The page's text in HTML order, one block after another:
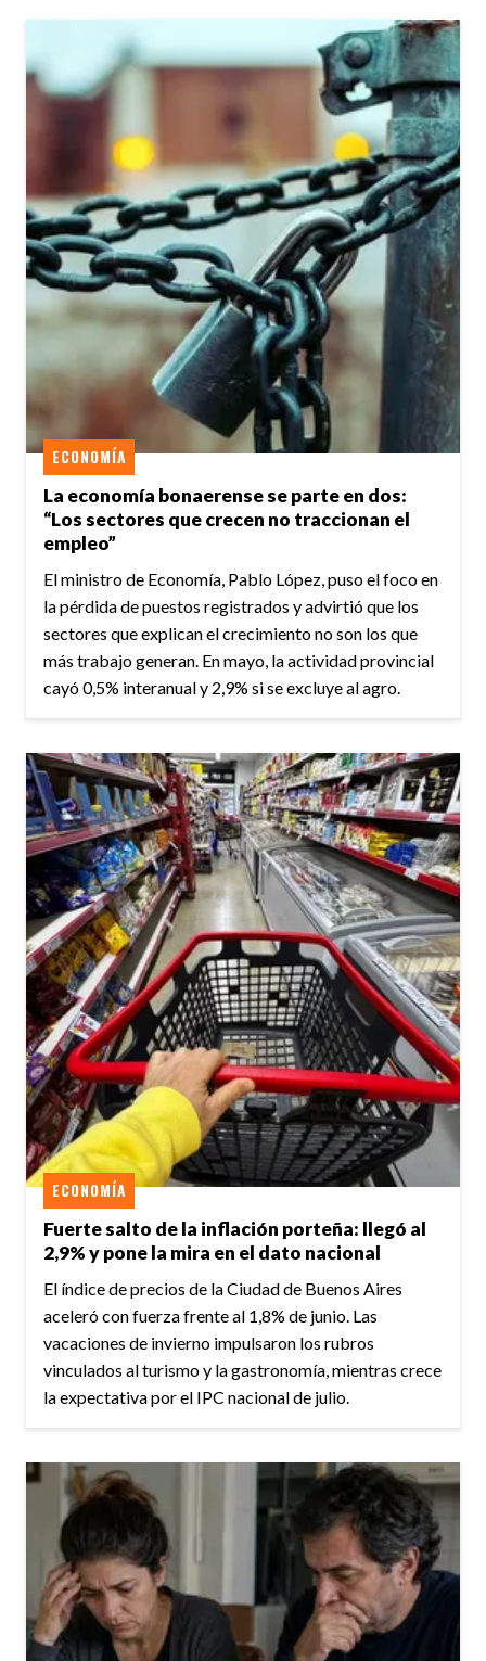
La economía bonaerense se parte en dos:
“Los sectores que crecen no traccionan el
empleo”
ECONOMÍA
El ministro de Economía, Pablo López, puso el foco en
la pérdida de puestos registrados y advirtió que los
sectores que explican el crecimiento no son los que
más trabajo generan. En mayo, la actividad provincial
cayó 0,5% interanual y 2,9% si se excluye al agro.
Fuerte salto de la inflación porteña: llegó al
2,9% y pone la mira en el dato nacional
ECONOMÍA
El índice de precios de la Ciudad de Buenos Aires
aceleró con fuerza frente al 1,8% de junio. Las
vacaciones de invierno impulsaron los rubros
vinculados al turismo y la gastronomía, mientras crece
la expectativa por el IPC nacional de julio.